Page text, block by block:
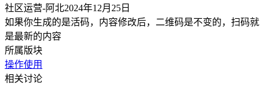
社区运营-阿北2024年12月25日
如果你生成的是活码，内容修改后，二维码是不变的，扫码就
是最新的内容
所属版块
操作使用
相关讨论